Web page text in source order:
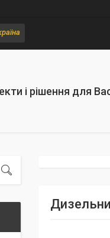
і рішення для